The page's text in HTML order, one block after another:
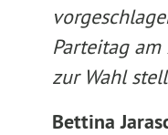
Parteitag
zur Wahl
Bettina